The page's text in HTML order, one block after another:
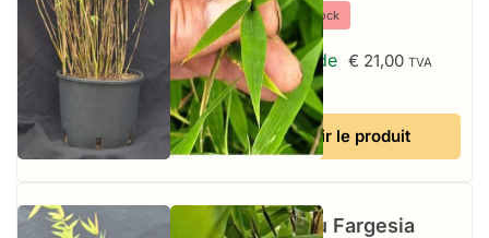
⤫Hors stock
À partir de € 21,00 TVA
incluse
Voir le produit
Bambou Fargesia